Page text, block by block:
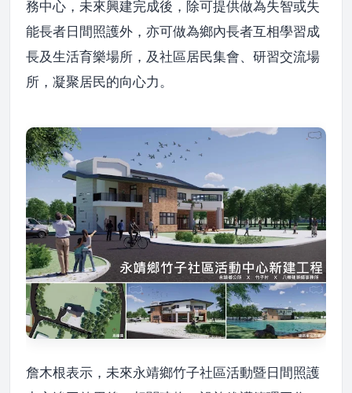
務中心，未來興建完成後，除可提供做為失智或失
能長者日間照護外，亦可做為鄉內長者互相學習成
長及生活育樂場所，及社區居民集會、研習交流場
所，凝聚居民的向心力。
詹木根表示，未來永靖鄉竹子社區活動暨日間照護